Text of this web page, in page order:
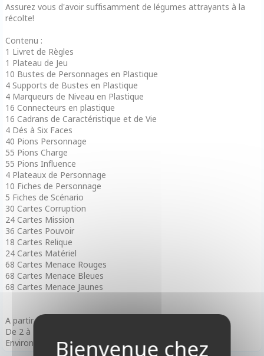
Assurez vous d'avoir suffisamment de légumes attrayants à la
récolte!
Contenu :
1 Livret de Règles
1 Plateau de Jeu
10 Bustes de Personnages en Plastique
4 Supports de Bustes en Plastique
4 Marqueurs de Niveau en Plastique
16 Connecteurs en plastique
16 Cadrans de Caractéristique et de Vie
4 Dés à Six Faces
40 Pions Personnage
55 Pions Charge
55 Pions Influence
4 Plateaux de Personnage
10 Fiches de Personnage
5 Fiches de Scénario
30 Cartes Corruption
24 Cartes Mission
36 Cartes Pouvoir
18 Cartes Relique
24 Cartes Matériel
68 Cartes Menace Rouges
68 Cartes Menace Bleues
68 Cartes Menace Jaunes
A partir de 8 ans
De 2 à 4 joueurs
Environ 30 minutes par parties